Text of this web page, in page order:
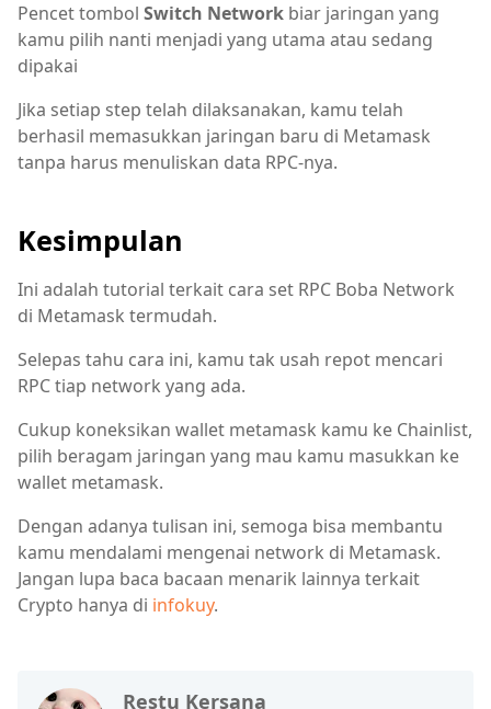
Pencet tombol Switch Network biar jaringan yang
kamu pilih nanti menjadi yang utama atau sedang
dipakai
Jika setiap step telah dilaksanakan, kamu telah
berhasil memasukkan jaringan baru di Metamask
tanpa harus menuliskan data RPC-nya.
Kesimpulan
Ini adalah tutorial terkait cara set RPC Boba Network
di Metamask termudah.
Selepas tahu cara ini, kamu tak usah repot mencari
RPC tiap network yang ada.
Cukup koneksikan wallet metamask kamu ke Chainlist,
pilih beragam jaringan yang mau kamu masukkan ke
wallet metamask.
Dengan adanya tulisan ini, semoga bisa membantu
kamu mendalami mengenai network di Metamask.
Jangan lupa baca bacaan menarik lainnya terkait
Crypto hanya di infokuy.
Restu Kersana